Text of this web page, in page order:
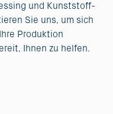
und Kunststoff-
Sie uns, um sich
Produktion
Ihnen zu helfen.